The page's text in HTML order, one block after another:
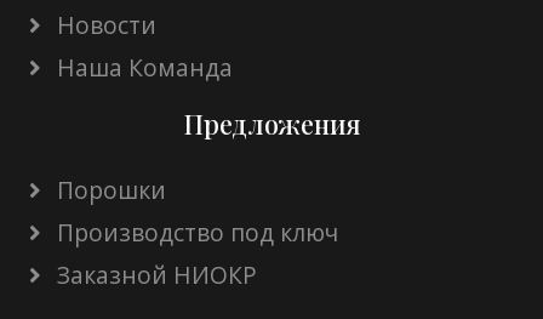
Новости
Наша Команда
Предложения
Порошки
Производство под ключ
Заказной НИОКР